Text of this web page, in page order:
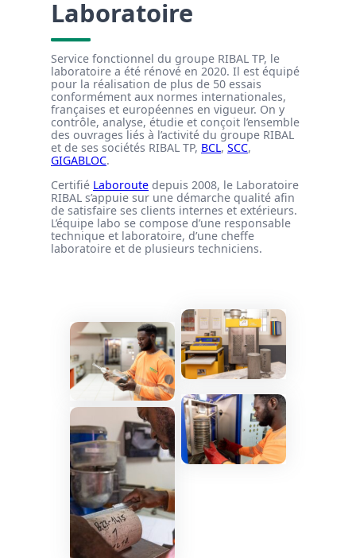
Laboratoire
Service fonctionnel du groupe RIBAL TP, le
laboratoire a été rénové en 2020. Il est équipé
pour la réalisation de plus de 50 essais
conformément aux normes internationales,
françaises et européennes en vigueur. On y
contrôle, analyse, étudie et conçoit l’ensemble
des ouvrages liés à l’activité du groupe RIBAL
et de ses sociétés RIBAL TP, BCL, SCC,
GIGABLOC.
Certifié Laboroute depuis 2008, le Laboratoire
RIBAL s’appuie sur une démarche qualité afin
de satisfaire ses clients internes et extérieurs.
L’équipe labo se compose d’une responsable
technique et laboratoire, d’une cheffe
laboratoire et de plusieurs techniciens.